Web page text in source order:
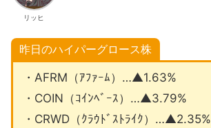
リッヒ
昨日のハイパーグロース株
・AFRM（ｱﾌｧｰﾑ）…▲1.63%
・COIN（ｺｲﾝﾍﾞｰｽ）…▲3.79%
・CRWD（ｸﾗｳﾄﾞｽﾄﾗｲｸ）…▲2.35%